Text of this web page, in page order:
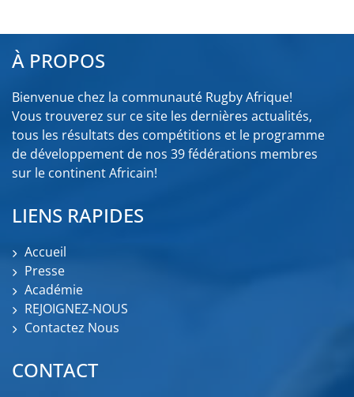
À PROPOS
Bienvenue chez la communauté Rugby Afrique!
Vous trouverez sur ce site les dernières actualités,
tous les résultats des compétitions et le programme
de développement de nos 39 fédérations membres
sur le continent Africain!
LIENS RAPIDES
Accueil
Presse
Académie
REJOIGNEZ-NOUS
Contactez Nous
CONTACT